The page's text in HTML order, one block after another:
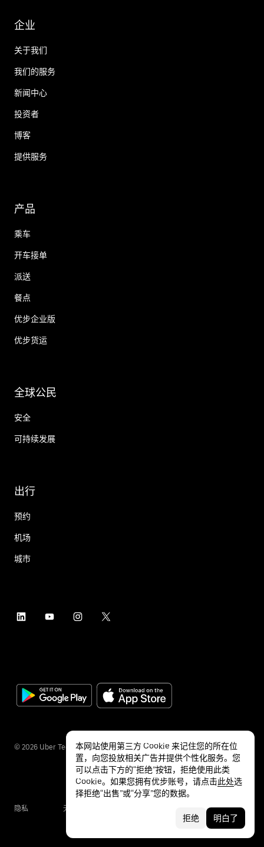
企业
关于我们
我们的服务
新闻中心
投资者
博客
提供服务
产品
乘车
开车接单
派送
餐点
优步企业版
优步货运
全球公民
安全
可持续发展
出行
预约
机场
城市
© 2026 Uber Technologies Inc.
隐私 无障碍服务
本网站使用第三方 Cookie 来记住您的所在位
置，向您投放相关广告并提供个性化服务。您
可以点击下方的“拒绝”按钮，拒绝使用此类
Cookie。如果您拥有优步账号，请点击此处选
择拒绝“出售”或“分享”您的数据。
拒绝 明白了